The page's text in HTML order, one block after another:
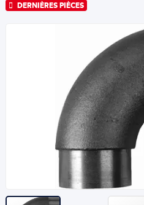
DERNIÈRES PIÈCES